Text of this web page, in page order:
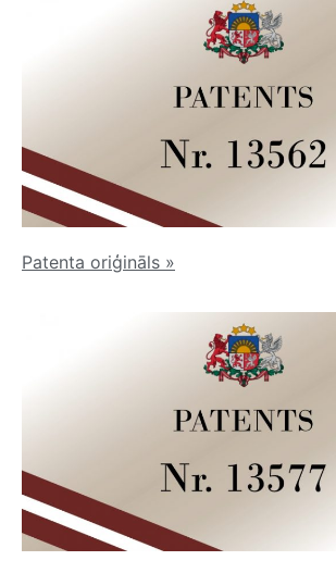
Patenta oriģināls »